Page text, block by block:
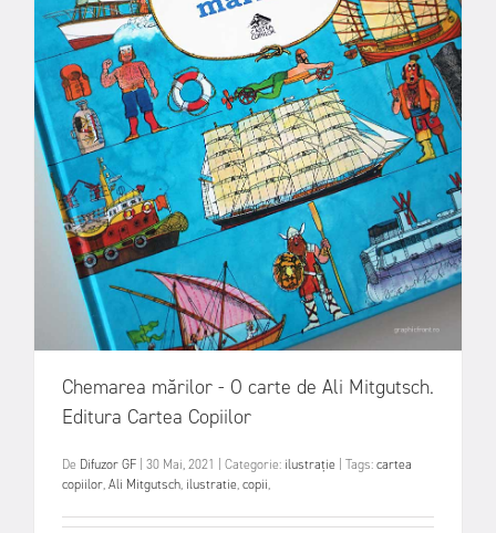
Chemarea mărilor - O carte de Ali Mitgutsch.
Editura Cartea Copiilor
De Difuzor GF 30 Mai, 2021 Categorie: ilustrație Tags:cartea
copiilor,Ali Mitgutsch, ilustratie,copii,